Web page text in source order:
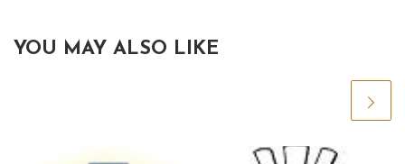
YOU MAY ALSO LIKE